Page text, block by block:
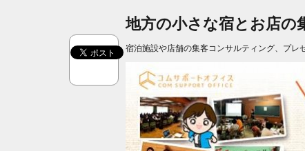
地方の小さな宿とお店の
宿泊施設や店舗の集客コンサルティング、プ